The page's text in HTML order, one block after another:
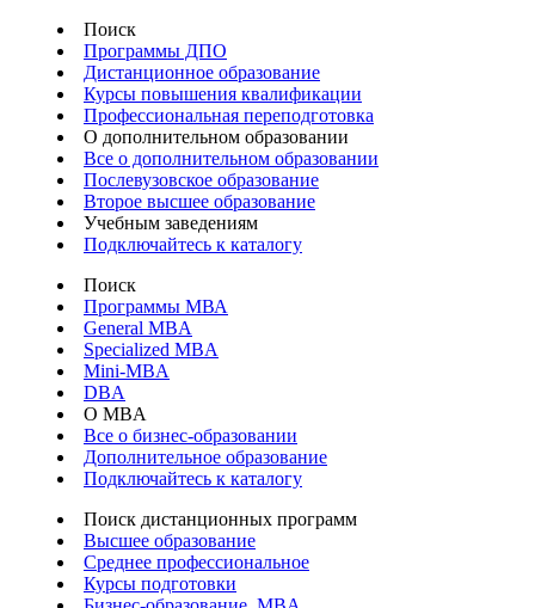
Поиск
Программы ДПО
Дистанционное образование
Курсы повышения квалификации
Профессиональная переподготовка
О дополнительном образовании
Все о дополнительном образовании
Послевузовское образование
Второе высшее образование
Учебным заведениям
Подключайтесь к каталогу
Поиск
Программы МВА
General MBA
Specialized MBA
Mini-MBA
DBA
О MBA
Все о бизнес-образовании
Дополнительное образование
Подключайтесь к каталогу
Поиск дистанционных программ
Высшее образование
Среднее профессиональное
Курсы подготовки